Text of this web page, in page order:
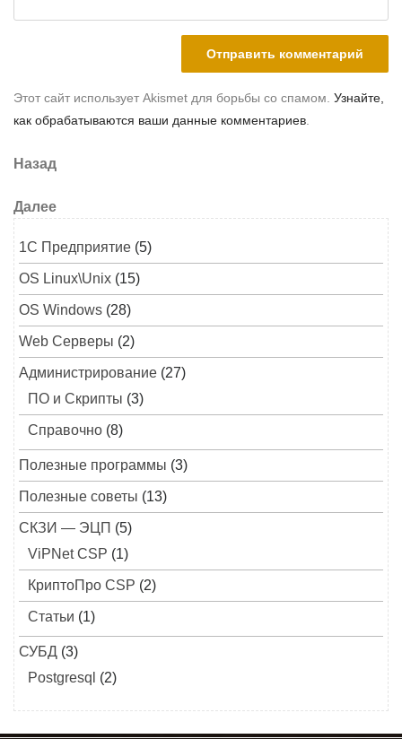
Этот сайт использует Akismet для борьбы со спамом. Узнайте,
как обрабатываются ваши данные комментариев
Навигация по записям
Предыдущая запись
Назад
Следующая запись
Далее
1C Предприятие (5)
OS Linux\Unix (15)
OS Windows (28)
Web Серверы (2)
Администрирование (27)
ПО и Скрипты (3)
Справочно (8)
Полезные программы (3)
Полезные советы (13)
СКЗИ — ЭЦП (5)
ViPNet CSP (1)
КриптоПро CSP (2)
Статьи (1)
СУБД (3)
Postgresql (2)